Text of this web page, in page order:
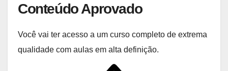
Conteúdo Aprovado
Você vai ter acesso a um curso completo de extrema
qualidade com aulas em alta definição.